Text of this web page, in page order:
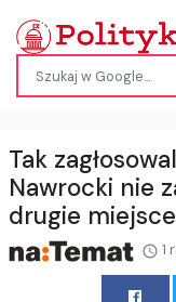
Tak
Nawrocki nie
drugie miejsce
1